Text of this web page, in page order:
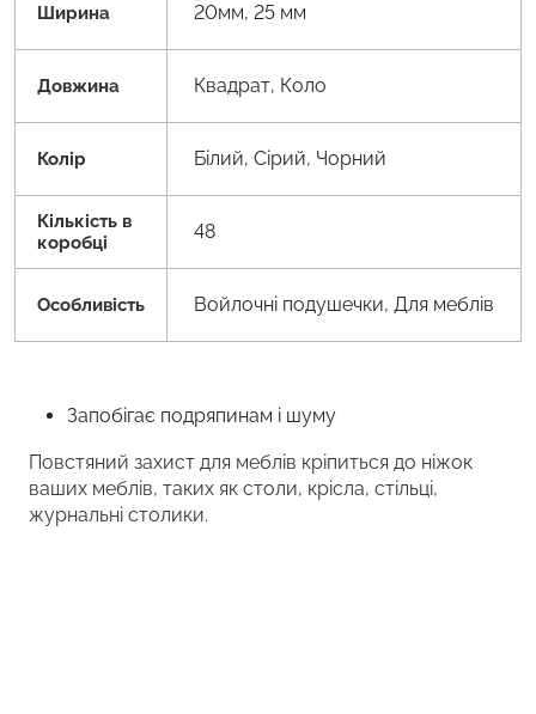
Ширина 20мм, 25 мм
Довжина Квадрат, Коло
Колір Білий, Сірий, Чорний
Кількість в
коробці
48
Особливість Войлочні подушечки, Для меблів
Запобігає подряпинам і шуму
Повстяний захист для меблів кріпиться до ніжок
ваших меблів, таких як столи, крісла, стільці,
журнальні столики.